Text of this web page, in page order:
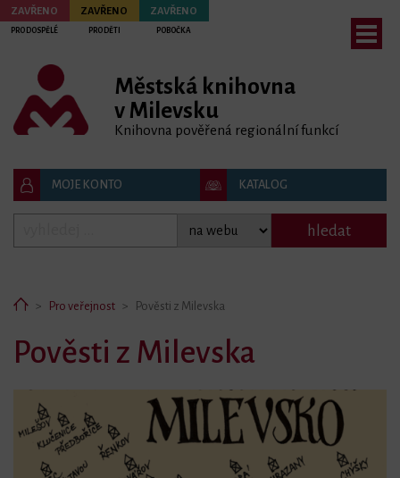
ZAVŘENO
PRO DOSPĚLÉ
ZAVŘENO
PRO DĚTI
ZAVŘENO
POBOČKA
Městská knihovna
v Milevsku
Knihovna pověřená regionální funkcí
MOJE KONTO KATALOG
hledat
HomePro veřejnost Pověsti z Milevska
Pověsti z Milevska